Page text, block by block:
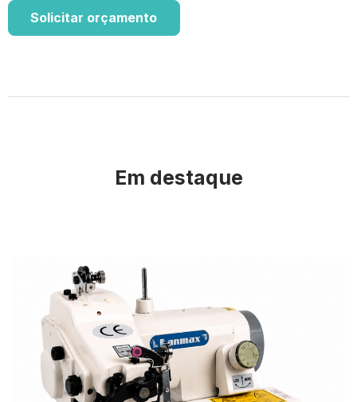
Solicitar orçamento
Em destaque